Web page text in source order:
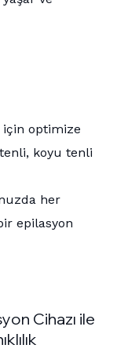
optimize
koyu tenli
her
epilasyon
Cihazı ile